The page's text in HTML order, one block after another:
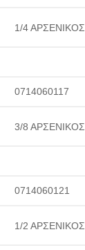
1/4 ΑΡΣΕΝΙΚΟΣ
0714060117
3/8 ΑΡΣΕΝΙΚΟΣ
0714060121
1/2 ΑΡΣΕΝΙΚΟΣ